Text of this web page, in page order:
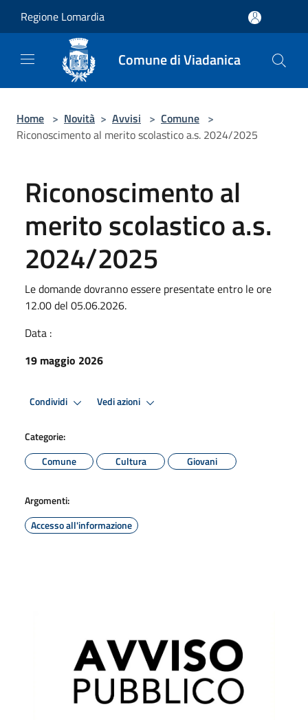
Regione Lomardia
Comune di Viadanica
Home > Novità > Avvisi > Comune >
Riconoscimento al merito scolastico a.s. 2024/2025
Riconoscimento al
merito scolastico a.s.
2024/2025
Le domande dovranno essere presentate entro le ore
12.00 del 05.06.2026.
Data :
19 maggio 2026
Condividi Vedi azioni
Categorie:
Comune
Cultura Giovani
Argomenti:
Accesso all'informazione